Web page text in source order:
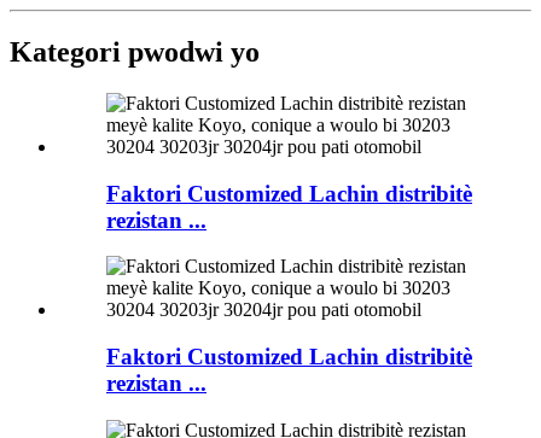
Kategori pwodwi yo
Faktori Customized Lachin distribitè
rezistan ...
Faktori Customized Lachin distribitè
rezistan ...